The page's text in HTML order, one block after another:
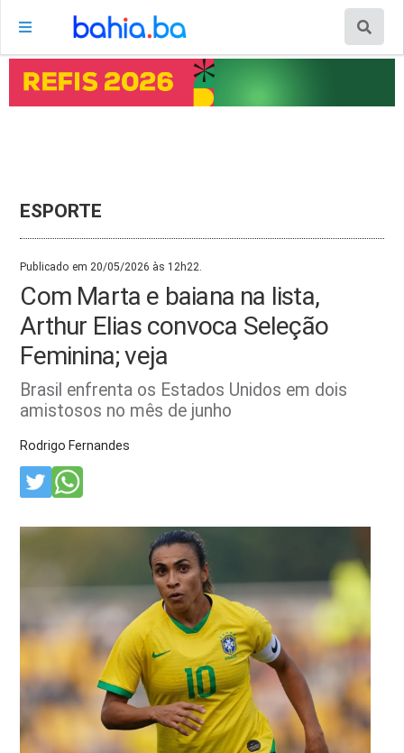
ESPORTE
Publicado em 20/05/2026 às 12h22.
Com Marta e baiana na lista,
Arthur Elias convoca Seleção
Feminina; veja
Brasil enfrenta os Estados Unidos em dois
amistosos no mês de junho
Rodrigo Fernandes